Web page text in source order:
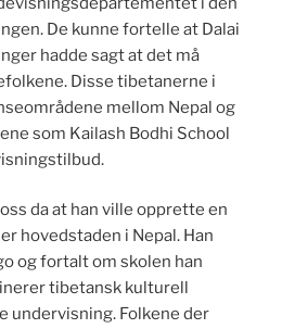
De kunne fortelle at Dalai
hadde sagt at det må
Disse tibetanerne i
mellom Nepal og
som Kailash Bodhi School
da at han ville opprette en
hovedstaden i Nepal. Han
og fortalt om skolen han
tibetansk kulturell
undervisning. Folkene der